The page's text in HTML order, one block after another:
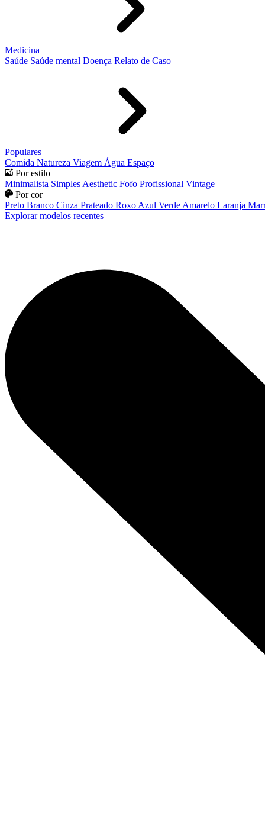
Medicina
Saúde Saúde mental Doença Relato de Caso
Populares
Comida Natureza Viagem Água Espaço
Por estilo
Minimalista Simples Aesthetic Fofo Profissional Vintage
Por cor
Preto Branco Cinza Prateado Roxo Azul Verde Amarelo Laranja
Explorar modelos recentes